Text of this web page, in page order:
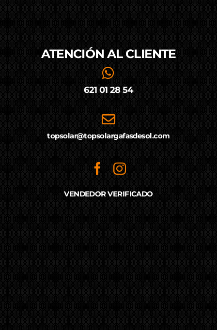
ATENCIÓN AL CLIENTE
621 01 28 54
topsolar@topsolargafasdesol.com
VENDEDOR VERIFICADO